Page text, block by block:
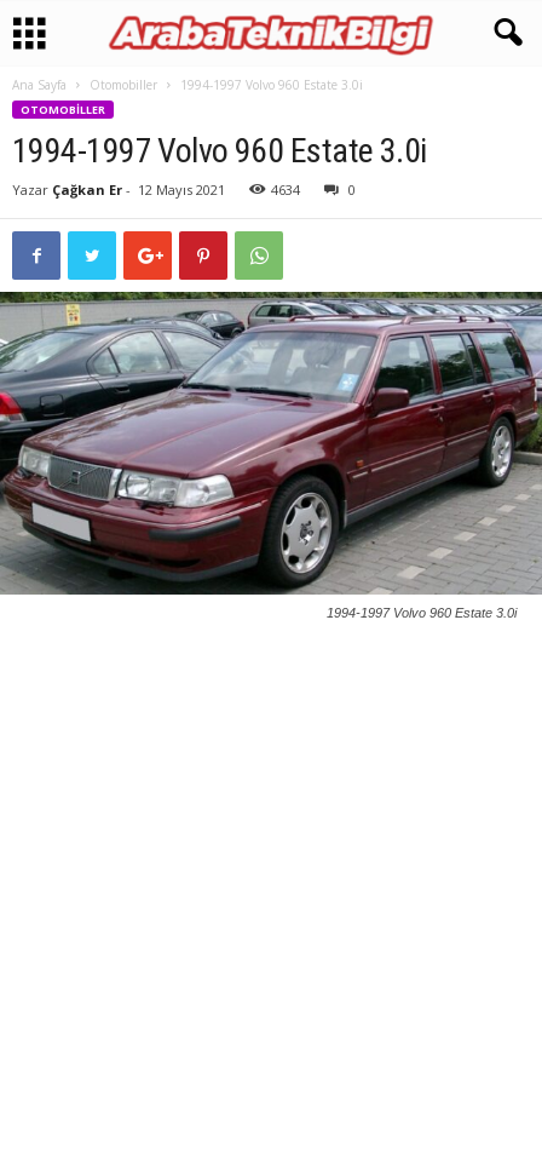
Ana Sayfa Otomobiller 1994-1997 Volvo 960 Estate 3.0i
OTOMOBILLER
1994-1997 Volvo 960 Estate 3.0i
Yazar Çağkan Er - 12 Mayıs 2021 4634 0
1994-1997 Volvo 960 Estate 3.0i